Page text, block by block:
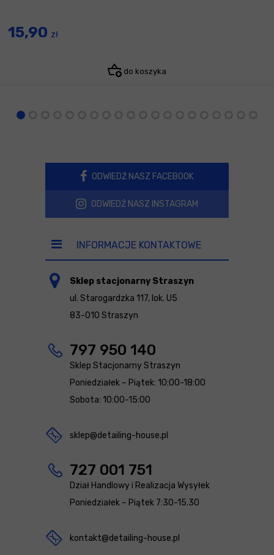
15,90 zł
do koszyka
ODWIEDŹ NASZ FACEBOOK
ODWIEDŹ NASZ INSTAGRAM
INFORMACJE KONTAKTOWE
Sklep stacjonarny Straszyn
ul. Starogardzka 117, lok. U5
83-010 Straszyn
797 950 140
Sklep Stacjonarny Straszyn
Poniedziałek – Piątek: 10:00-18:00
Sobota: 10:00-15:00
sklep@detailing-house.pl
727 001 751
Dział Handlowy i Realizacja Wysyłek
Poniedziałek – Piątek 7:30-15.30
kontakt@detailing-house.pl